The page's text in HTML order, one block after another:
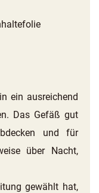
ein ausreichend
Das Gefäß gut
und für
über Nacht,
gewählt hat,